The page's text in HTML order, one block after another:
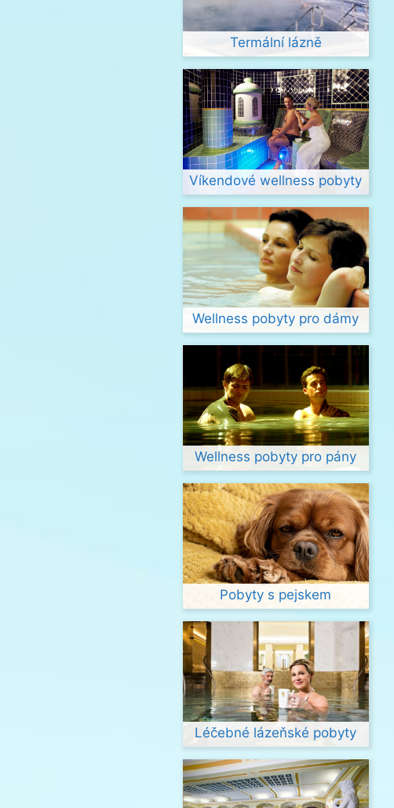
Termální lázně
Víkendové wellness pobyty
Wellness pobyty pro dámy
Wellness pobyty pro pány
Pobyty s pejskem
Léčebné lázeňské pobyty